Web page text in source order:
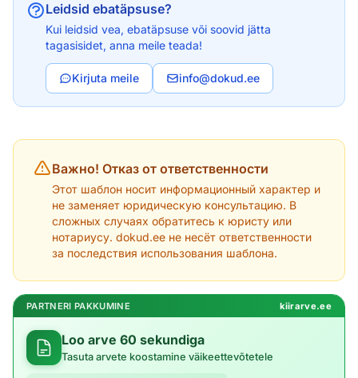
Leidsid ebatäpsuse?
Kui leidsid vea, ebatäpsuse või soovid jätta
tagasisidet, anna meile teada!
Kirjuta meile info@dokud.ee
Важно! Отказ от ответственности
Этот шаблон носит информационный характер и
не заменяет юридическую консультацию. В
сложных случаях обратитесь к юристу или
нотариусу. dokud.ee не несёт ответственности
за последствия использования шаблона.
PARTNERI PAKKUMINE kiirarve.ee
Loo arve 60 sekundiga
Tasuta arvete koostamine väikeettevõtetele